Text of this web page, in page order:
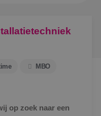
MBO
op zoek naar een